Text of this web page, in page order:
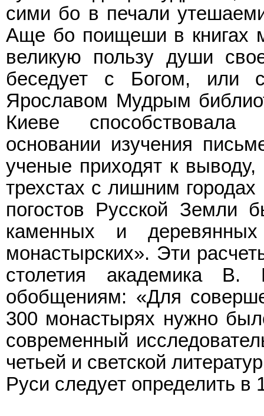
сими бо в печали
Аще бо поищеши в книгах
великую пользу души
беседует с Богом, или
Ярославом Мудрым
Киеве
основании изучения
ученые приходят к выводу,
трехстах с лишним
погостов Русской Земли
каменных и деревянных
монастырских». Эти
столетия академика
обобщениям: «Для
300 монастырях нужно
современный
четьей и светской
Руси следует определить